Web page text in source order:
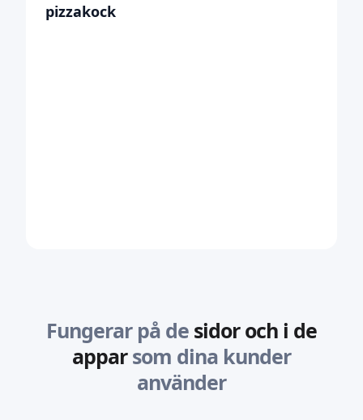
pizzakock
Fungerar på de sidor och i de
apparsom dina kunder
använder